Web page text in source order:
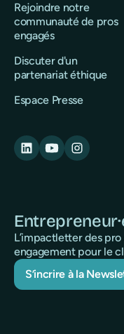
Rejoindre notre
communauté de pros
engagés
Discuter d'un
partenariat éthique
Espace Presse
L’impactletter des
engagement pour le
S’incrire à la